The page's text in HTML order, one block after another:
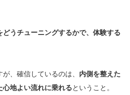
どうチューニングするかで、 体験する
、確信しているのは、 内側を整えた
心地よい流れに乗れる と いうこと。